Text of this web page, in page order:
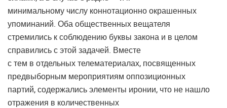
минимальному числу коннотационно окрашенных
упоминаний. Оба общественных вещателя
стремились к соблюдению буквы закона и в целом
справились с этой задачей. Вместе
с тем в отдельных телематериалах, посвященных
предвыборным мероприятиям оппозиционных
партий, содержались элементы иронии, что не нашло
отражения в количественных